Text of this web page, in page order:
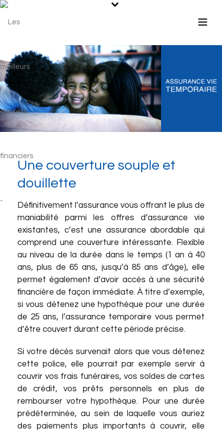
Une couverture souple et
douillette
Définitivement l’assurance vous offrant le plus de
maniabilité parmi les offres d’assurance vie
existantes, c’est une assurance abordable qui
comprend une couverture intéressante. Flexible
au niveau de la durée dans le temps (1 an à 40
ans, plus de 65 ans, jusqu’à 85 ans d’âge), elle
permet également d’avoir accès à une sécurité
financière de façon immédiate. À titre d’exemple,
si vous détenez une hypothèque pour une durée
de 25 ans, l’assurance temporaire vous permet
d’être couvert durant cette période précise.
Si votre décès survenait alors que vous détenez
cette police, elle pourrait par exemple servir à
couvrir vos frais funéraires, vos soldes de cartes
de crédit, vos prêts personnels en plus de
rembourser votre hypothèque. Pour une durée
prédéterminée, au sein de laquelle vous auriez
des paiements plus importants à couvrir, elle